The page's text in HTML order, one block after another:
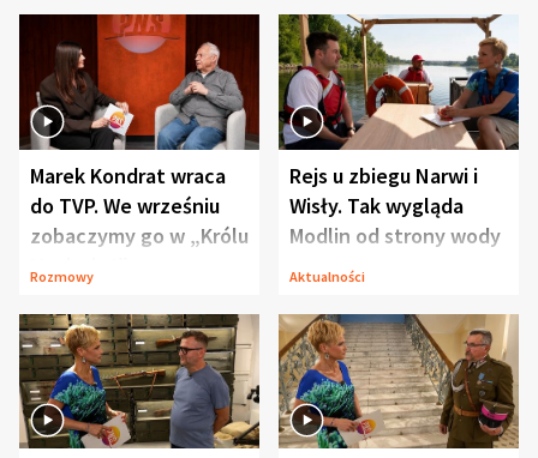
Marek Kondrat wraca
do TVP. We wrześniu
zobaczymy go w „Królu
Maciusiu I”
Rozmowy
Rejs u zbiegu Narwi i
Wisły. Tak wygląda
Modlin od strony wody
Aktualności